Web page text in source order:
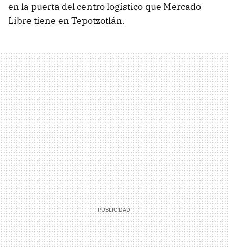
en la puerta del centro logístico que Mercado
Libre tiene en Tepotzotlán.